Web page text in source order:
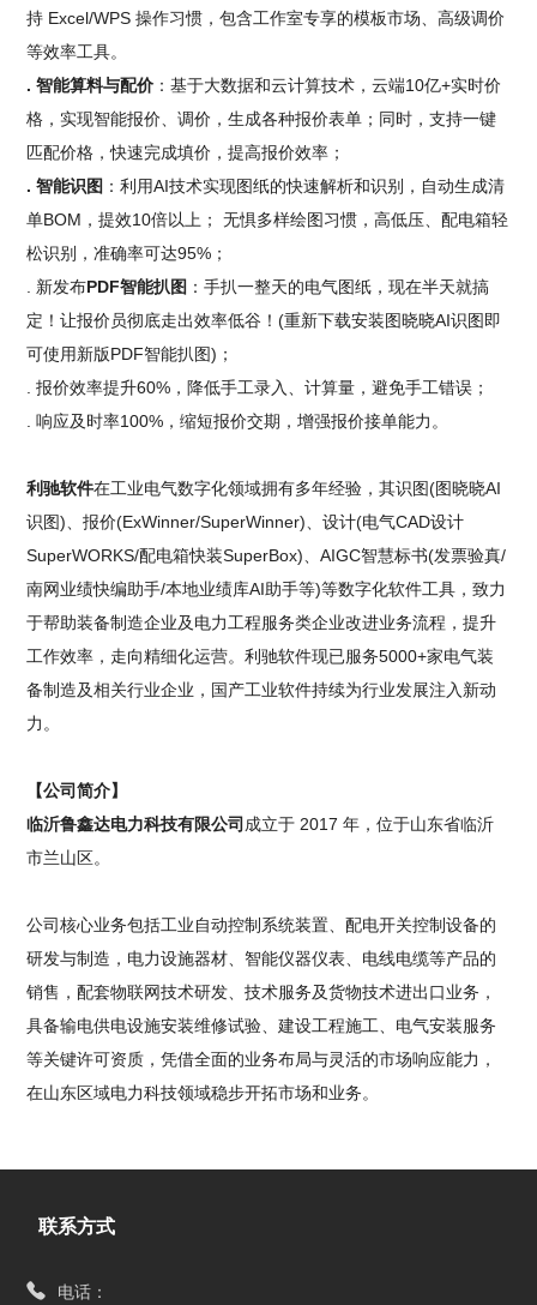
持 Excel/WPS 操作习惯，包含工作室专享的模板市场、高级调价
等效率工具。
. 智能算料与配价 ：基于大数据和云计算技术，云端10亿+实时价
格，实现智能报价、调价，生成各种报价表单；同时，支持一键
匹配价格，快速完成填价，提高报价效率；
. 智能识图 ：利用AI技术实现图纸的快速解析和识别，自动生成清
单BOM，提效10倍以上； 无惧多样绘图习惯，高低压、配电箱轻
松识别，准确率可达95%；
. 新发布PDF智能扒图 ：手扒一整天的电气图纸，现在半天就搞
定！让报价员彻底走出效率低谷！(重新下载安装图晓晓AI识图即
可使用新版PDF智能扒图)；
. 报价效率提升60%，降低手工录入、计算量，避免手工错误；
. 响应及时率100%，缩短报价交期，增强报价接单能力。
利驰软件在工业电气数字化领域拥有多年经验，其识图(图晓晓AI
识图)、报价(ExWinner/SuperWinner)、设计(电气CAD设计
SuperWORKS/配电箱快装SuperBox)、AIGC智慧标书(发票验真/
南网业绩快编助手/本地业绩库AI助手等)等数字化软件工具，致力
于帮助装备制造企业及电力工程服务类企业改进业务流程，提升
工作效率，走向精细化运营。利驰软件现已服务5000+家电气装
备制造及相关行业企业，国产工业软件持续为行业发展注入新动
力。
【公司简介】
临沂鲁鑫达电力科技有限公司 成立于 2017 年，位于山东省临沂
市兰山区。
公司核心业务包括工业自动控制系统装置、配电开关控制设备的
研发与制造，电力设施器材、智能仪器仪表、电线电缆等产品的
销售，配套物联网技术研发、技术服务及货物技术进出口业务，
具备输电供电设施安装维修试验、建设工程施工、电气安装服务
等关键许可资质，凭借全面的业务布局与灵活的市场响应能力，
在山东区域电力科技领域稳步开拓市场和业务。
联系方式
电话：